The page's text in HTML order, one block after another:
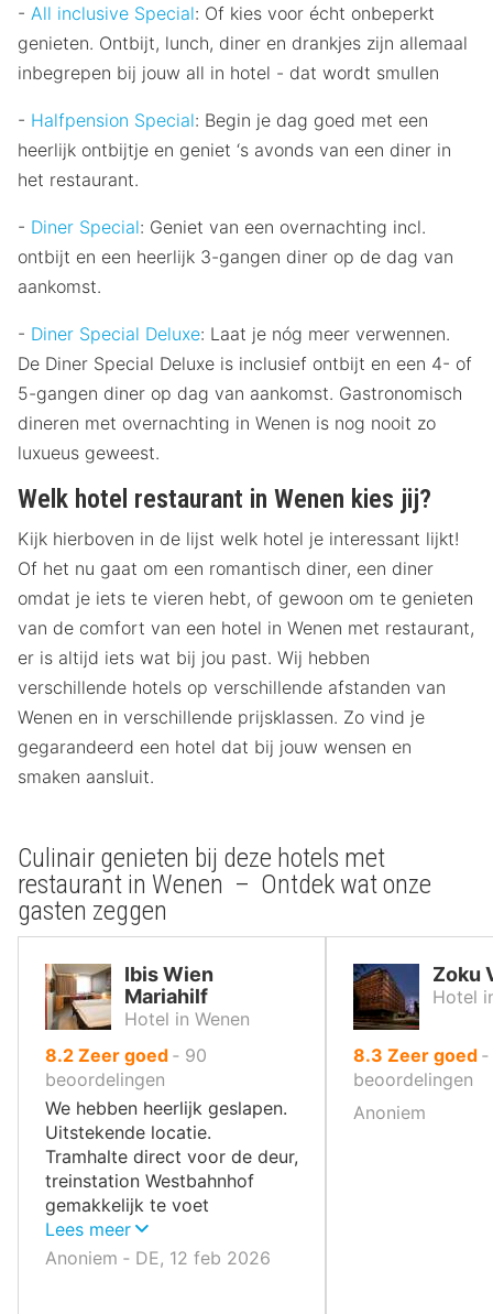
- All inclusive Special: Of kies voor écht onbeperkt
genieten. Ontbijt, lunch, diner en drankjes zijn allemaal
inbegrepen bij jouw all in hotel - dat wordt smullen
- Halfpension Special: Begin je dag goed met een
heerlijk ontbijtje en geniet ‘s avonds van een diner in
het restaurant.
- Diner Special: Geniet van een overnachting incl.
ontbijt en een heerlijk 3-gangen diner op de dag van
aankomst.
- Diner Special Deluxe: Laat je nóg meer verwennen.
De Diner Special Deluxe is inclusief ontbijt en een 4- of
5-gangen diner op dag van aankomst. Gastronomisch
dineren met overnachting in Wenen is nog nooit zo
luxueus geweest.
Welk hotel restaurant in Wenen kies jij?
Kijk hierboven in de lijst welk hotel je interessant lijkt!
Of het nu gaat om een romantisch diner, een diner
omdat je iets te vieren hebt, of gewoon om te genieten
van de comfort van een hotel in Wenen met restaurant,
er is altijd iets wat bij jou past. Wij hebben
verschillende hotels op verschillende afstanden van
Wenen en in verschillende prijsklassen. Zo vind je
gegarandeerd een hotel dat bij jouw wensen en
smaken aansluit.
Culinair genieten bij deze hotels met
restaurant in Wenen – Ontdek wat onze
gasten zeggen
Ibis Wien
Mariahilf
Hotel in Wenen
8.2 uit
10
,
Zeer goed ‐ 90
beoordelingen
We hebben heerlijk geslapen.
Uitstekende locatie.
Tramhalte direct voor de deur,
treinstation Westbahnhof
gemakkelijk te voet
bereikbaar.
Lees meer
Anoniem ‐ DE, 12 feb 2026
Zoku
Hotel
8.3 uit
10
Zeer goed ‐
beoordelingen
Anoniem